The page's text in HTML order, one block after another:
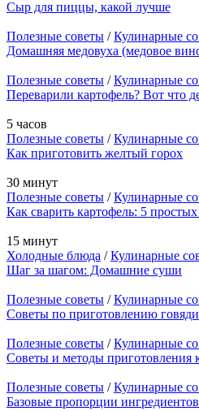
Сыр для пиццы, какой лучше
Полезные советы /Кулинарные
Домашняя медовуха (медовое
Полезные советы /Кулинарные
Переварили картофель? Вот что
5 часов
Полезные советы /Кулинарные
Как приготовить желтый горох
30 минут
Полезные советы /Кулинарные
Как сварить картофель: 5
15 минут
Холодные блюда /Кулинарные
Шаг за шагом: Домашние суши
Полезные советы /Кулинарные
Советы по приготовлению
Полезные советы /Кулинарные
Советы и методы приготовления
Полезные советы /Кулинарные
Базовые пропорции